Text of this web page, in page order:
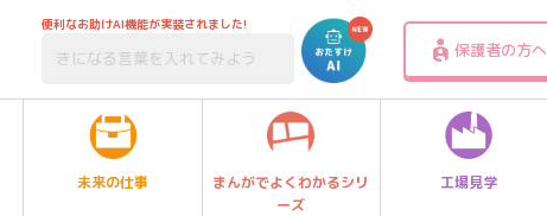
便利なお助けAI機能が実装されました!
保護者の方へ
未来の仕事
まんがでよくわかるシリ
ーズ
工場見学